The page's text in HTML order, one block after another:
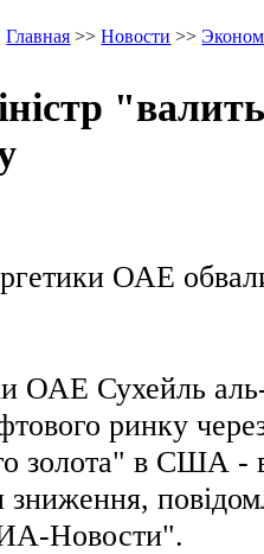
Главная >>Новости >>
ОАЕ
ОАЕ Сухейль
ринку
золота" в США - в
Новости".